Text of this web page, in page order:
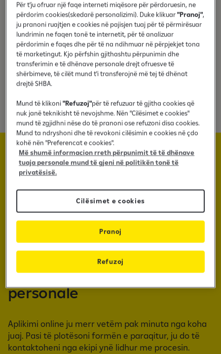
Interes preferencial
Pa hipotekë
Merr kredi tërësisht online deri në 35,000€
Apliko online për shumat mbi 35,000€ deri
50,000€
Apliko online për kredi
personale
Aplikimi online ju merr vetëm pak minuta nga koha
juaj. Pasi të plotësoni formën e paraqitur, ju do të
kontaktoheni nga ekipi ynë lidhur me procesin.
Për t'ju ofruar një faqe interneti miqësore për përdoruesin, ne
përdorim cookies(skedarë personalizimi). Duke klikuar"Pranoj",
ju pranoni ruajtjen e cookies në pajisjen tuaj për të përmirësuar
lundrimin ne faqen tonë te internetit, për të analizuar
përdorimin e faqes dhe për të na ndihmuar në përpjekjet tona
të marketingut. Kjo përfshin gjithashtu përpunimin dhe
transferimin e të dhënave personale drejt ofruesve të
shërbimeve, të cilët mund t'i transferojnë më tej të dhënat
drejtë SHBA.
Mund të klikoni"Refuzoj"për të refuzuar të gjitha cookies që
nuk janë teknikisht të nevojshme. Nën "Cilësimet e cookies"
mund të zgjidhni nëse do të pranoni ose refuzoni disa cookies.
Mund ta ndryshoni dhe të revokoni cilësimin e cookies në çdo
kohë nën "Preferencat e cookies".
Më shumë informacion rreth përpunimit të të dhënave
tuaja personale mund të gjeni në politikën tonë të
privatësisë.
Cilësimet e cookies
Refuzoj
Pranoj